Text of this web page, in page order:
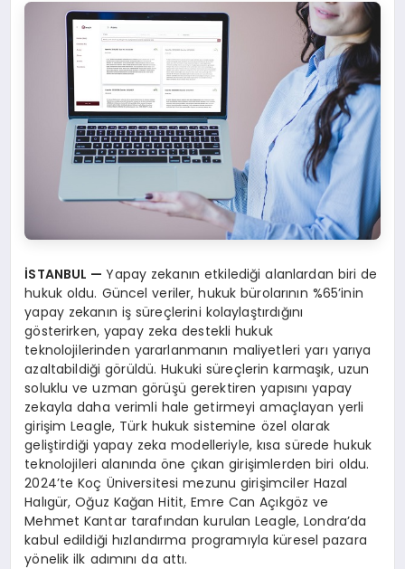
İSTANBUL —Yapay zekanın etkilediği alanlardan biri de
hukuk oldu. Güncel veriler, hukuk bürolarının %65’inin
yapay zekanın iş süreçlerini kolaylaştırdığını
gösterirken, yapay zeka destekli hukuk
teknolojilerinden yararlanmanın maliyetleri yarı yarıya
azaltabildiği görüldü. Hukuki süreçlerin karmaşık, uzun
soluklu ve uzman görüşü gerektiren yapısını yapay
zekayla daha verimli hale getirmeyi amaçlayan yerli
girişim Leagle, Türk hukuk sistemine özel olarak
geliştirdiği yapay zeka modelleriyle, kısa sürede hukuk
teknolojileri alanında öne çıkan girişimlerden biri oldu.
2024’te Koç Üniversitesi mezunu girişimciler Hazal
Halıgür, Oğuz Kağan Hitit, Emre Can Açıkgöz ve
Mehmet Kantar tarafından kurulan Leagle, Londra’da
kabul edildiği hızlandırma programıyla küresel pazara
yönelik ilk adımını da attı.